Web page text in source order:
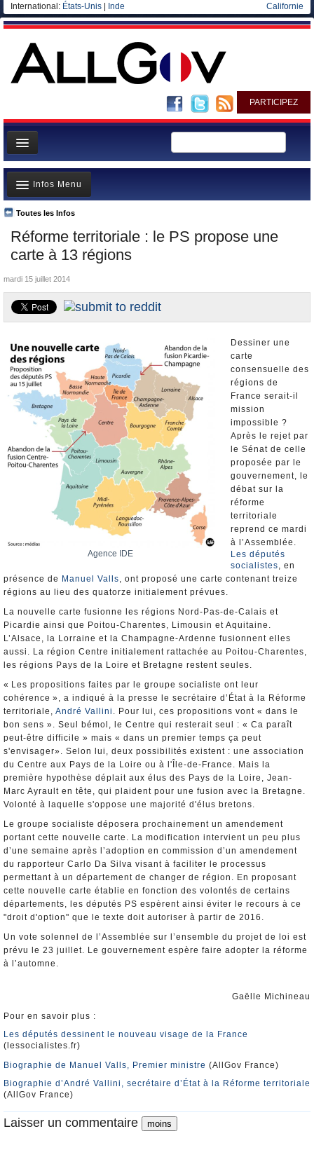
International: États-Unis Inde Californie
PARTICIPEZ
Page d'accueil
Infos
Gouvernement
Ministères/Directions
Blog
Elections européennes
Réforme territoriale : le PS propose une
carte à 13 régions
Toutes les Infos
Infos Menu
A la Une
Polémiques
La France et le Monde
Nominations et Démissions
Infos insolites
mardi 15 juillet 2014
Agence IDE
Dessiner une
carte
consensuelle des
régions de
France serait-il
mission
impossible ?
Après le rejet par
le Sénat de celle
proposée par le
gouvernement, le
débat sur la
réforme
territoriale
reprend ce mardi
à l’Assemblée.
Les députés
socialistes, en
présence de Manuel Valls, ont proposé une carte contenant treize
régions au lieu des quatorze initialement prévues.
La nouvelle carte fusionne les régions Nord-Pas-de-Calais et
Picardie ainsi que Poitou-Charentes, Limousin et Aquitaine.
L’Alsace, la Lorraine et la Champagne-Ardenne fusionnent elles
aussi. La région Centre initialement rattachée au Poitou-Charentes,
les régions Pays de la Loire et Bretagne restent seules.
« Les propositions faites par le groupe socialiste ont leur
cohérence », a indiqué à la presse le secrétaire d’État à la Réforme
territoriale, André Vallini . Pour lui, ces propositions vont « dans le
bon sens ». Seul bémol, le Centre qui resterait seul : « Ca paraît
peut-être difficile » mais « dans un premier temps ça peut
s'envisager». Selon lui, deux possibilités existent : une association
du Centre aux Pays de la Loire ou à l'Île-de-France. Mais la
première hypothèse déplait aux élus des Pays de la Loire, Jean-
Marc Ayrault en tête, qui plaident pour une fusion avec la Bretagne.
Volonté à laquelle s'oppose une majorité d'élus bretons.
Le groupe socialiste déposera prochainement un amendement
portant cette nouvelle carte. La modification intervient un peu plus
d’une semaine après l’adoption en commission d’un amendement
du rapporteur Carlo Da Silva visant à faciliter le processus
permettant à un département de changer de région. En proposant
cette nouvelle carte établie en fonction des volontés de certains
départements, les députés PS espèrent ainsi éviter le recours à ce
"droit d'option" que le texte doit autoriser à partir de 2016.
Un vote solennel de l’Assemblée sur l’ensemble du projet de loi est
prévu le 23 juillet. Le gouvernement espère faire adopter la réforme
à l’automne.
Gaëlle Michineau
Pour en savoir plus :
Les députés dessinent le nouveau visage de la France
(lessocialistes.fr)
Biographie de Manuel Valls, Premier ministre (AllGov France)
Biographie d’André Vallini, secrétaire d’État à la Réforme territoriale
(AllGov France)
Laisser un commentaire